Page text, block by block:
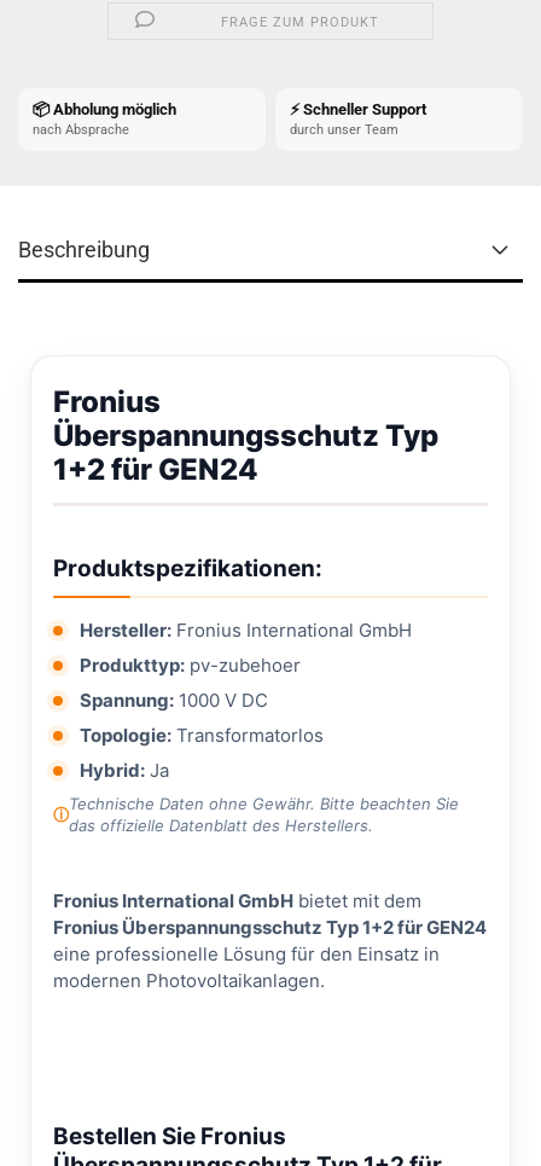
FRAGE ZUM PRODUKT
📦 Abholung möglich
nach Absprache
⚡ Schneller Support
durch unser Team
Beschreibung
Fronius
Überspannungsschutz Typ
1+2 für GEN24
Produktspezifikationen:
Hersteller: Fronius International GmbH
Produkttyp: pv-zubehoer
Spannung: 1000 V DC
Topologie: Transformatorlos
Hybrid: Ja
Technische Daten ohne Gewähr. Bitte beachten Sie
das offizielle Datenblatt des Herstellers.
Fronius International GmbH bietet mit dem
Fronius Überspannungsschutz Typ 1+2 für GEN24
eine professionelle Lösung für den Einsatz in
modernen Photovoltaikanlagen.
Bestellen Sie Fronius